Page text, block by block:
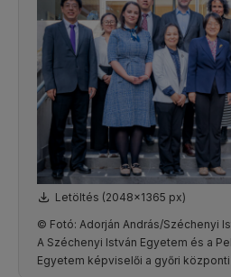
Letöltés (2048x1365 px)
© Fotó: Adorján András/Széchenyi
A Széchenyi István Egyetem és a
Egyetem képviselői a győri